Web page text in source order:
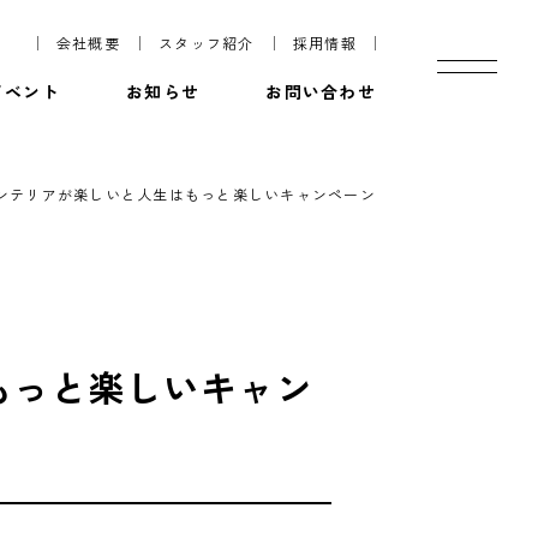
会社概要 スタッフ紹介 採用情報
ベント お知らせ お問い合わせ
リアが楽しいと人生はもっと楽しいキャンペーン
と楽しいキャン